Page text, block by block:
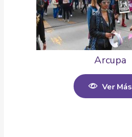
Arcupa
Ver Más